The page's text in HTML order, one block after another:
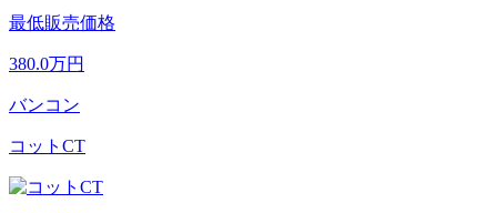
最低販売価格
380.0万円
バンコン
コットCT